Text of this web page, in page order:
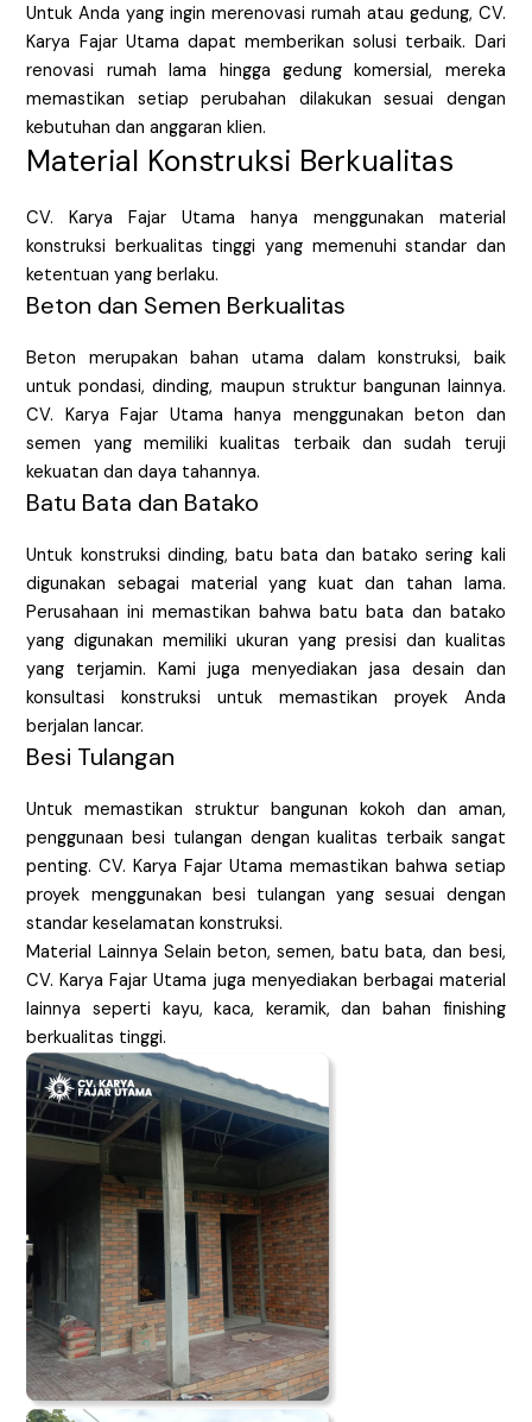
Untuk Anda yang ingin merenovasi rumah atau gedung, CV.
Karya Fajar Utama dapat memberikan solusi terbaik. Dari
renovasi rumah lama hingga gedung komersial, mereka
memastikan setiap perubahan dilakukan sesuai dengan
kebutuhan dan anggaran klien.
Material Konstruksi Berkualitas
CV. Karya Fajar Utama hanya menggunakan material
konstruksi berkualitas tinggi yang memenuhi standar dan
ketentuan yang berlaku.
Beton dan Semen Berkualitas
Beton merupakan bahan utama dalam konstruksi, baik
untuk pondasi, dinding, maupun struktur bangunan lainnya.
CV. Karya Fajar Utama hanya menggunakan beton dan
semen yang memiliki kualitas terbaik dan sudah teruji
kekuatan dan daya tahannya.
Batu Bata dan Batako
Untuk konstruksi dinding, batu bata dan batako sering kali
digunakan sebagai material yang kuat dan tahan lama.
Perusahaan ini memastikan bahwa batu bata dan batako
yang digunakan memiliki ukuran yang presisi dan kualitas
yang terjamin. Kami juga menyediakan jasa desain dan
konsultasi konstruksi untuk memastikan proyek Anda
berjalan lancar.
Besi Tulangan
Untuk memastikan struktur bangunan kokoh dan aman,
penggunaan besi tulangan dengan kualitas terbaik sangat
penting. CV. Karya Fajar Utama memastikan bahwa setiap
proyek menggunakan besi tulangan yang sesuai dengan
standar keselamatan konstruksi.
Material Lainnya Selain beton, semen, batu bata, dan besi,
CV. Karya Fajar Utama juga menyediakan berbagai material
lainnya seperti kayu, kaca, keramik, dan bahan finishing
berkualitas tinggi.